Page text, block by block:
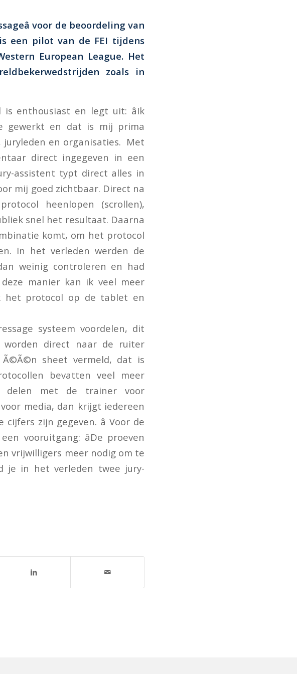
voor de beoordeling van
een pilot van de FEI tijdens
European League. Het
zoals in
enthousiast en legt uit: âIk
gewerkt en dat is mij prima
juryleden en organisaties. Met
direct ingegeven in een
assistent typt direct alles in
mij goed zichtbaar. Direct na
heenlopen (scrollen),
snel het resultaat. Daarna
komt, om het protocol
In het verleden werden de
weinig controleren en had
manier kan ik veel meer
het protocol op de tablet en
systeem voordelen, dit
worden direct naar de ruiter
sheet vermeld, dat is
bevatten veel meer
delen met de trainer voor
media, dan krijgt iedereen
zijn gegeven. â Voor de
vooruitgang: âDe proeven
vrijwilligers meer nodig om te
je in het verleden twee jury-